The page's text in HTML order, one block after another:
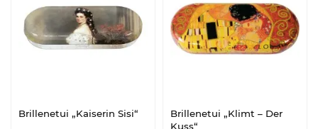
Brillenetui „Kaiserin Sisi“
Brillenetui „Klimt – Der
Kuss“